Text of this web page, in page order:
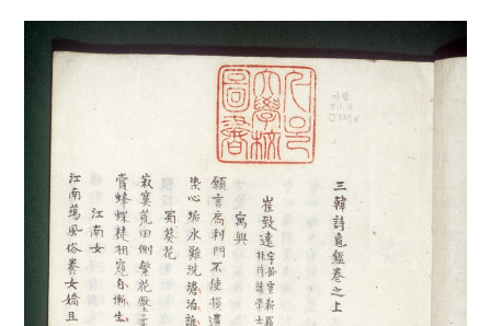
8 천부인
순천 선암사 동종
임한주
3
고어재료사전
4
김예몽
동평관
섞박지